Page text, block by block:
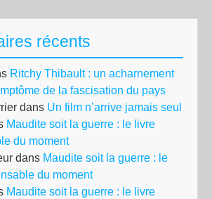
récents
Ritchy Thibault : un acharnement
de la fascisation du pays
dans Un film n’arrive jamais seul
Maudite soit la guerre : le livre
du moment
dans Maudite soit la guerre : le
du moment
Maudite soit la guerre : le livre